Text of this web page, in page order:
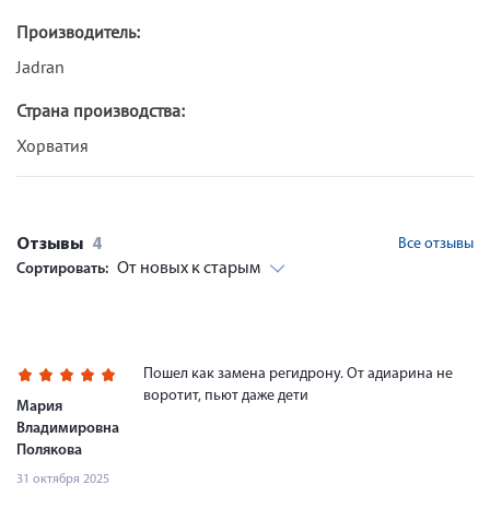
Производитель:
Jadran
Страна производства:
Хорватия
Отзывы 4
Все отзывы
Сортировать: От новых к старым
Мария
Владимировна
Полякова
31 октября 2025
Пошел как замена регидрону. От адиарина не
воротит, пьют даже дети